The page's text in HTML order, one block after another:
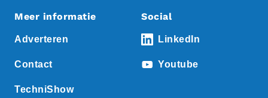
Meer informatie
Adverteren
Contact
TechniShow
Social
LinkedIn
Youtube